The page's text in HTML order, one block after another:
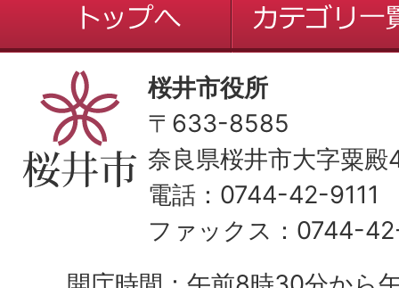
桜井市役所
〒633-8585
奈良県桜井市大字粟
電話：0744-42-9111
ファックス：0744-